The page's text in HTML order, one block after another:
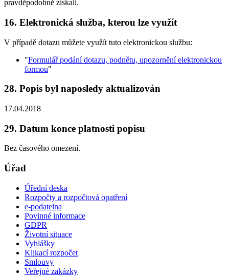
pravděpodobně získali.
16. Elektronická služba, kterou lze využít
V případě dotazu můžete využít tuto elektronickou službu:
"Formulář podání dotazu, podnětu, upozornění elektronickou
formou"
28. Popis byl naposledy aktualizován
17.04.2018
29. Datum konce platnosti popisu
Bez časového omezení.
Úřad
Úřední deska
Rozpočty a rozpočtová opatření
e-podatelna
Povinné informace
GDPR
Životní situace
Vyhlášky
Klikací rozpočet
Smlouvy
Veřejné zakázky